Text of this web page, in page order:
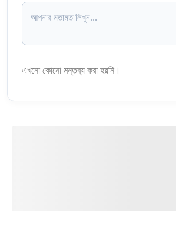
এখনো কোনো মন্তব্য করা হয়নি।